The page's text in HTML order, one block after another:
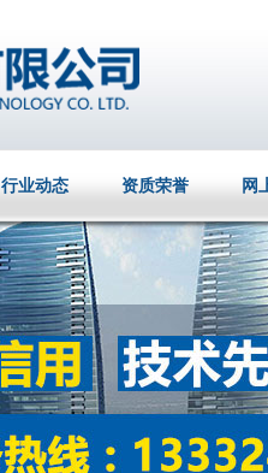
行业动态 资质荣誉 网